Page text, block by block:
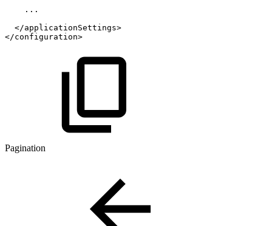
...
</applicationSettings>
</configuration>
Pagination